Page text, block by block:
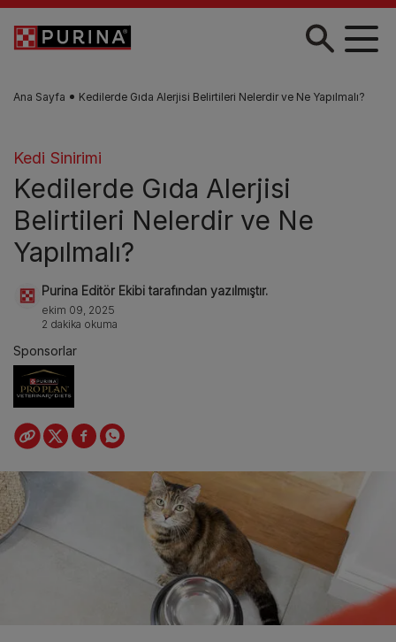
Skip to main content
Ana Sayfa Kedilerde Gıda Alerjisi Belirtileri Nelerdir ve Ne Yapılmalı?
Kedi Sinirimi
Kedilerde Gıda Alerjisi
Belirtileri Nelerdir ve Ne
Yapılmalı?
Purina Editör Ekibi tarafından yazılmıştır.
ekim 09, 2025
2 dakika okuma
Sponsorlar